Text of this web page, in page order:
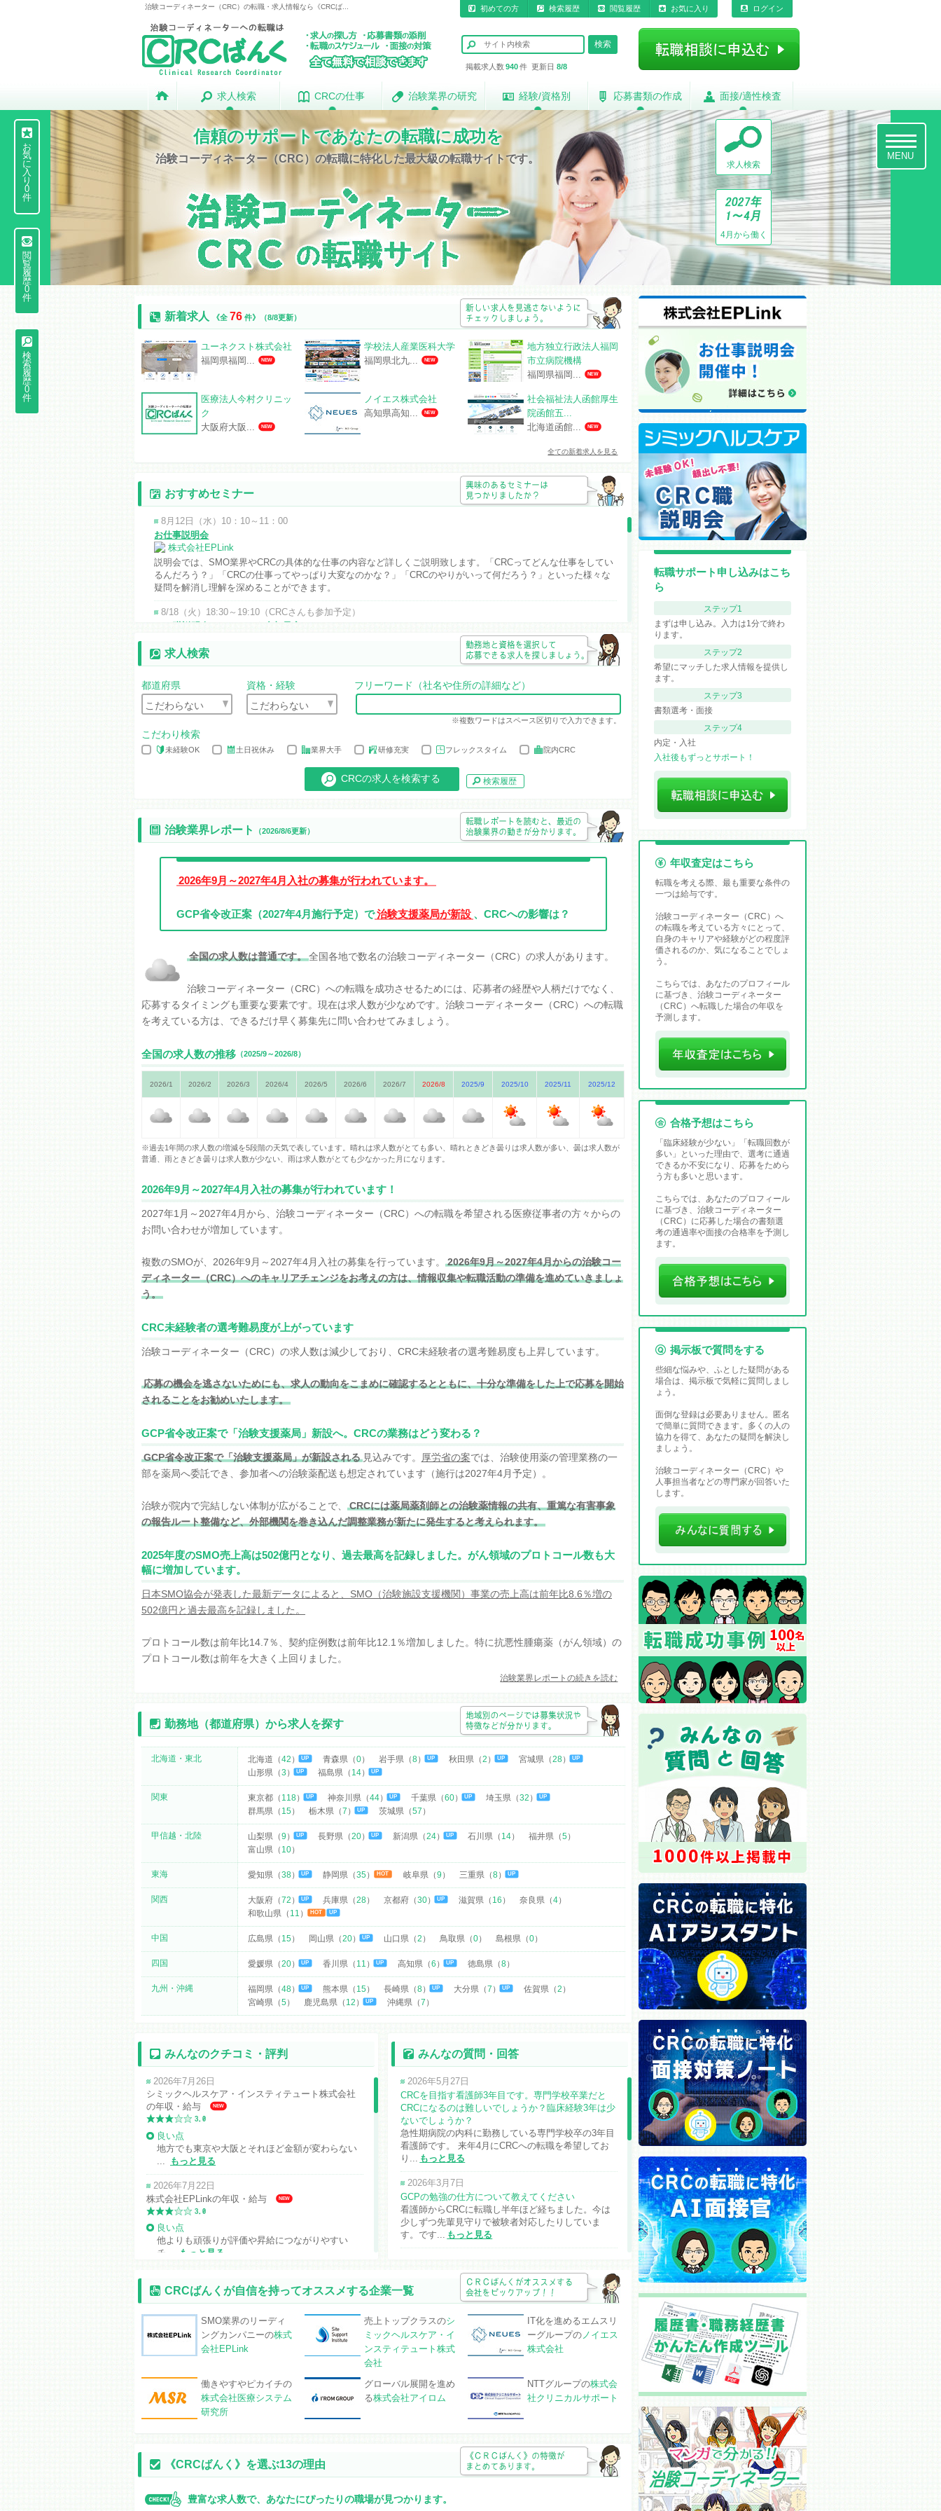
治験コーディネーター（CRC）の転職・求人情報なら《CRCば... ログイン
初めての方 検索履歴 閲覧履歴 お気に入り
掲載求人数940 件 更新日 8/8
求人検索
求人検索 CRCの仕事
CRCの仕事 治験業界の研究
治験業界の研究 経験/資格別
経験/資格別 応募書類の作成
応募書類の作成 面接/適性検査
面接/適性検査
信頼のサポートであなたの転職に成功を
治験コーディネーター（CRC）の転職に特化した最大級の転職サイトです。 求人検索
4月から働く
新着求人 《全 76 件》 （8/8更新）
ユーネクスト株式会社
福岡県福岡...
NEW
学校法人産業医科大学
福岡県北九...
NEW
地方独立行政法人福岡
市立病院機構
福岡県福岡...
NEW
医療法人今村クリニッ
ク
大阪府大阪...
NEW
ノイエス株式会社
高知県高知...
NEW
社会福祉法人函館厚生
院函館五...
北海道函館...
NEW
全ての新着求人を見る
おすすめセミナー
8月12日（水）10：10～11：00
お仕事説明会
株式会社EPLink
説明会では、SMO業界やCRCの具体的な仕事の内容など詳しくご説明致します。「CRCってどんな仕事をしてい
るんだろう？」「CRCの仕事ってやっぱり大変なのかな？」「CRCのやりがいって何だろう？」といった様々な
疑問を解消し理解を深めることができます。
8/18（火）18:30～19:10（CRCさんも参加予定）
シミックヘルスケアの概要や、特徴、治験コーディネーター（CRC）の働き方などをご説明させていただだきま
す。最後に質問のお時間（チャットでOK！）もご用意しておりますので、「まずは話だけ聞いてみたい」という
方でもお気軽にご参加ください。
8月20日（木）17：10～18：00
お仕事説明会
株式会社EPLink
説明会では、SMO業界やCRCの具体的な仕事の内容など詳しくご説明致します。「CRCってどんな仕事をしてい
るんだろう？」「CRCの仕事ってやっぱり大変なのかな？」「CRCのやりがいって何だろう？」といった様々な
疑問を解消し理解を深めることができます。
説明会では、SMO業界やCRCの具体的な仕事の内容など詳しくご説明致します。「CRCってどんな仕事をしてい
疑問を解消し理解を深めることができます。
9月3日（木）17：10～18：00
株式会社EPLink
説明会では、SMO業界やCRCの具体的な仕事の内容など詳しくご説明致します。「CRCってどんな仕事をしてい
疑問を解消し理解を深めることができます。
9月8日（火）10：10～11：00
お仕事説明会
株式会社EPLink
説明会では、SMO業界やCRCの具体的な仕事の内容など詳しくご説明致します。「CRCってどんな仕事をしてい
9月17日（木）17：10～18：00
お仕事説明会
説明会では、SMO業界やCRCの具体的な仕事の内容など詳しくご説明致します。「CRCってどんな仕事をしてい
るんだろう？」「CRCの仕事ってやっぱり大変なのかな？」「CRCのやりがいって何だろう？」といった様々な
9月29日（火）10：10～11：00
株式会社EPLink
説明会では、SMO業界やCRCの具体的な仕事の内容など詳しくご説明致します。「CRCってどんな仕事をしてい
るんだろう？」「CRCの仕事ってやっぱり大変なのかな？」「CRCのやりがいって何だろう？」といった様々な
疑問を解消し理解を深めることができます。
求人検索
都道府県 資格・経験 フリーワード（社名や住所の詳細など）
※複数ワードはスペース区切りで入力できます。
こだわり検索
未経験OK 土日祝休み 業界大手 研修充実 フレックスタイム 院内CRC
検索履歴
治験業界レポート （2026/8/6更新）
2026年9月～2027年4月入社の募集が行われています。
GCP省令改正案（2027年4月施行予定）で 治験支援薬局が新設 、CRCへの影響は？
全国の求人数は普通です。全国各地で数名の治験コーディネーター（CRC）の求人があります。
治験コーディネーター（CRC）への転職を成功させるためには、応募者の経歴や人柄だけでなく、
応募するタイミングも重要な要素です。現在は求人数が少なめです。治験コーディネーター（CRC）への転職
を考えている方は、できるだけ早く募集先に問い合わせてみましょう。
全国の求人数の推移 （2025/9～2026/8）
2026/1 2026/2 2026/3 2026/4 2026/5 2026/6 2026/7 2026/8 2025/9 2025/10 2025/11 2025/12
※過去1年間の求人数の増減を5段階の天気で表しています。晴れは求人数がとても多い、晴れときどき曇りは求人数が多い、曇は求人数が
普通、雨ときどき曇りは求人数が少ない、雨は求人数がとても少なかった月になります。
2026年9月～2027年4月入社の募集が行われています！
2027年1月～2027年4月から、治験コーディネーター（CRC）への転職を希望される医療従事者の方々からの
お問い合わせが増加しています。
複数のSMOが、2026年9月～2027年4月入社の募集を行っています。
2026年9月～2027年4月からの治験コー
ディネーター（CRC）へのキャリアチェンジをお考えの方は、情報収集や転職活動の準備を進めていきましょ
う。
CRC未経験者の選考難易度が上がっています
治験コーディネーター（CRC）の求人数は減少しており、CRC未経験者の選考難易度も上昇しています。
応募の機会を逃さないためにも、求人の動向をこまめに確認するとともに、十分な準備をした上で応募を開始
されることをお勧めいたします。
GCP省令改正案で「治験支援薬局」新設へ。CRCの業務はどう変わる？
GCP省令改正案で「治験支援薬局」が新設される見込みです。 厚労省の案では、治験使用薬の管理業務の一
部を薬局へ委託でき、参加者への治験薬配送も想定されています（施行は2027年4月予定）。
治験が院内で完結しない体制が広がることで、
CRCには薬局薬剤師との治験薬情報の共有、重篤な有害事象
の報告ルート整備など、外部機関を巻き込んだ調整業務が新たに発生すると考えられます。
2025年度のSMO売上高は502億円となり、過去最高を記録しました。がん領域のプロトコール数も大
幅に増加しています。
日本SMO協会が発表した最新データによると、SMO（治験施設支援機関）事業の売上高は前年比8.6％増の
502億円と過去最高を記録しました。
プロトコール数は前年比14.7％、契約症例数は前年比12.1％増加しました。特に抗悪性腫瘍薬（がん領域）の
プロトコール数は前年を大きく上回りました。
治験業界レポートの続きを読む
勤務地（都道府県）から求人を探す
北海道 ・東北 北海道（42 ）UP 青森県（0） 岩手県（8）UP 秋田県（2 ）UP 宮城県（28）UP
山形県（3 ）UP 福島県（ 14）UP
関東 東京都（ 118）UP 神奈川県（44）UP 千葉県（60）UP 埼玉県（32 ）UP
群馬県（ 15） 栃木県（7 ）UP 茨城県（57 ）
甲信越 ・北陸 山梨県（9 ）UP 長野県（20）UP 新潟県（24）UP 石川県（ 14） 福井県（5）
富山県（ 10）
東海 愛知県（38）UP 静岡県（35）HOT 岐阜県（9 ） 三重県（8）UP
関西 大阪府（72 ）UP 兵庫県（28） 京都府（30）UP 滋賀県（ 16 ） 奈良県（4）
和歌山県（ 11 ）HOT UP
中国 広島県（ 15） 岡山県（20）UP 山口県（2 ） 鳥取県（0） 島根県（0）
四国 愛媛県（20）UP 香川県（ 11 ）UP 高知県（6 ）UP 徳島県（8）
九州 ・沖縄 福岡県（48）UP 熊本県（ 15） 長崎県（8）UP 大分県（7 ）UP 佐賀県（2 ）
宮崎県（5） 鹿児島県（ 12 ）UP 沖縄県（7 ）
みんなのクチコミ・評判
2026年7月26日
シミックヘルスケア・インスティテュート株式会社
の年収・給与
NEW
良い点
地方でも東京や大阪とそれほど金額が変わらない
もっと見る
2026年7月22日
株式会社EPLinkの年収・給与
NEW
良い点
他よりも頑張りが評価や昇給につながりやすい
チ...
もっと見る
株式会社EPLinkの福利厚生・休日
NEW
良い点
病院への配属が多かったため土日対応や残業は少
もっと見る
ノイエス株式会社の面接
NEW
オンラインと対面の両方で受けました。いずれも
YMGサポート株式会社の福利厚生・休日
良い点
案件や症例数が少なく結構暇かも 自分のペース
みんなの質問・回答
2026年5月27日
CRCを目指す看護師3年目です。専門学校卒業だと
CRCになるのは難しいでしょうか？臨床経験3年は少
ないでしょうか？
急性期病院の内科に勤務している専門学校卒の3年目
看護師です。 来年4月にCRCへの転職を希望してお
り...
もっと見る
2026年3月7日
GCPの勉強の仕方について教えてください
看護師からCRCに転職し半年ほど経ちました。今は
少しずつ先輩見守りで被験者対応したりしていま
す。です...
もっと見る
CRC入社後の引越しを申し出るタイミング
4月より看護師から企業CRCに転職します。 面接時
に基本的に病院へ直行直帰のため引越しの予定がな
2026年1月8日
CRCは他県へ異動できますか？
2025年9月21日
CRCから見た監査対応について教えてください
もっと見る
2025年9月18日
（臨床検査技師）
CRCばんくが自信を持ってオススメする企業一覧
SMO業界のリーディ
ングカンパニーの株式
会社EPLink
売上トップクラスのシ
ミックヘルスケア・イ
ンスティテュート株式
会社
IT化を進めるエムスリ
ーグループの ノイエス
株式会社
働きやすやピカイチの
株式会社医療システム
研究所
グローバル展開を進め
る株式会社アイロム
NTTグループの株式会
社クリニカルサポート
《CRCばんく》を選ぶ13の理由
豊富な求人数で、あなたにぴったりの職場が見つかります。
転職サポート申し込みはこち
ら
ステップ1
まずは申し込み。入力は1分で終わ
ります。
ステップ2
希望にマッチした求人情報を提供し
ます。
ステップ3
書類選考・面接
ステップ4
内定・入社
入社後もずっとサポート！
年収査定はこちら
転職を考える際、最も重要な条件の
一つは給与です。
治験コーディネーター（CRC）へ
の転職を考えている方々にとって、
自身のキャリアや経験がどの程度評
価されるのか、気になることでしょ
う。
こちらでは、あなたのプロフィール
に基づき、治験コーディネーター
（CRC）へ転職した場合の年収を
予測します。
合格予想はこちら
「臨床経験が少ない」「転職回数が
多い」といった理由で、選考に通過
できるか不安になり、応募をためら
う方も多いと思います。
こちらでは、あなたのプロフィール
に基づき、治験コーディネーター
（CRC）に応募した場合の書類選
考の通過率や面接の合格率を予測し
ます。
掲示板で質問をする
些細な悩みや、ふとした疑問がある
場合は、掲示板で気軽に質問しまし
ょう。
面倒な登録は必要ありません。匿名
で簡単に質問できます。多くの人の
協力を得て、あなたの疑問を解決し
ましょう。
治験コーディネーター（CRC）や
人事担当者などの専門家が回答いた
します。
お
気
に
入
り
0
件
閲
覧
履
歴
0
件
検
索
履
歴
0
件
toggle
navigation
MENU